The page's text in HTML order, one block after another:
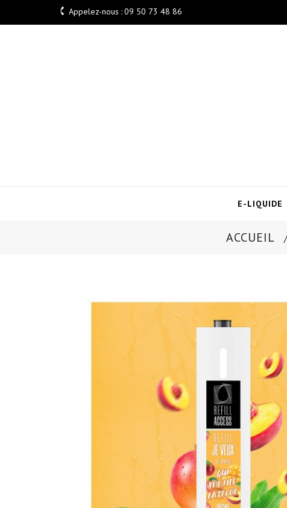
 Appelez-nous :09 50 73 48 86
E-LIQUIDE
ACCUEIL